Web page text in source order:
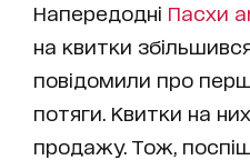
Напередодні Пасхи
на квитки
повідомили про
потяги. Квитки на
продажу. Тож,